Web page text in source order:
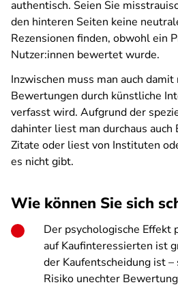
authentisch. Seien Sie
den hinteren Seiten keine
Rezensionen finden, obwohl ein
Nutzer:innen bewertet wurde.
Inzwischen muss man auch damit
Bewertungen durch künstliche
verfasst wird. Aufgrund der
dahinter liest man durchaus auch
Zitate oder liest von Instituten
es nicht gibt.
Wie können Sie sich
Der psychologische Effekt
auf Kaufinteressierten ist
der Kaufentscheidung ist
Risiko unechter